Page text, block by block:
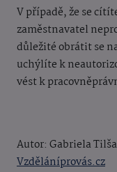
V případě, že se
zaměstnavatel
důležité obrátit se
uchýlíte k
vést k
Autor: Gabriela
Vzděláníprovás.cz